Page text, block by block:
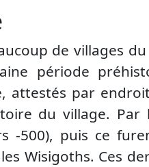
de villages
période
attestés par
du village. Par
-500), puis ce
Wisigoths. Ces